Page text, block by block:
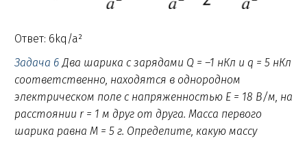
Ответ: 6kq/a²
Задача 6 Два шарика с зарядами Q = –1 нКл и q = 5 нКл
соответственно, находятся в однородном
электрическом поле с напряженностью Е = 18 В/м, на
расстоянии r = 1 м друг от друга. Масса первого
шарика равна M = 5 г. Определите, какую массу